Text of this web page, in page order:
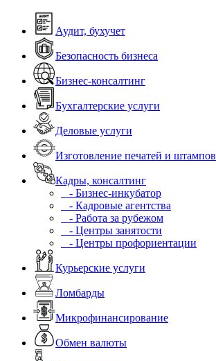
Аудит, бухучет
Безопасность бизнеса
Бизнес-консалтинг
Бухгалтерские услуги
Деловые услуги
Изготовление печатей и штампов
Кадры, консалтинг
- Бизнес-инкубатор
- Кадровые агентства
- Работа за рубежом
- Центры занятости
- Центры профориентации
Курьерские услуги
Ломбарды
Микрофинансирование
Обмен валюты